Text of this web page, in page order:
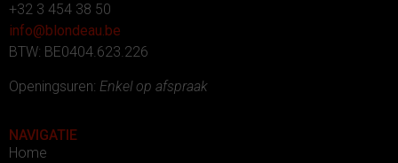
+32 3 454 38 50
info@blondeau.be
BTW: BE0404.623.226
Openingsuren: Enkel op afspraak
NAVIGATIE
Home